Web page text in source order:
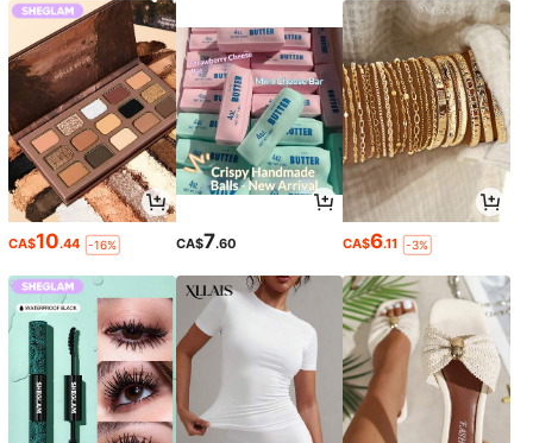
CA$10.44 -16% CA$7.60 CA$6.11 -3%